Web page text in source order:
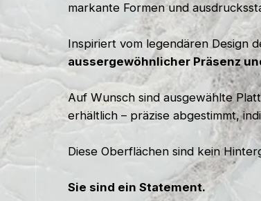
markante Formen und
Inspiriert vom legendären Design
aussergewöhnlicher Präsenz
Auf Wunsch sind ausgewählte
erhältlich – präzise abgestimmt,
Diese Oberflächen sind kein
Sie sind ein Statement.